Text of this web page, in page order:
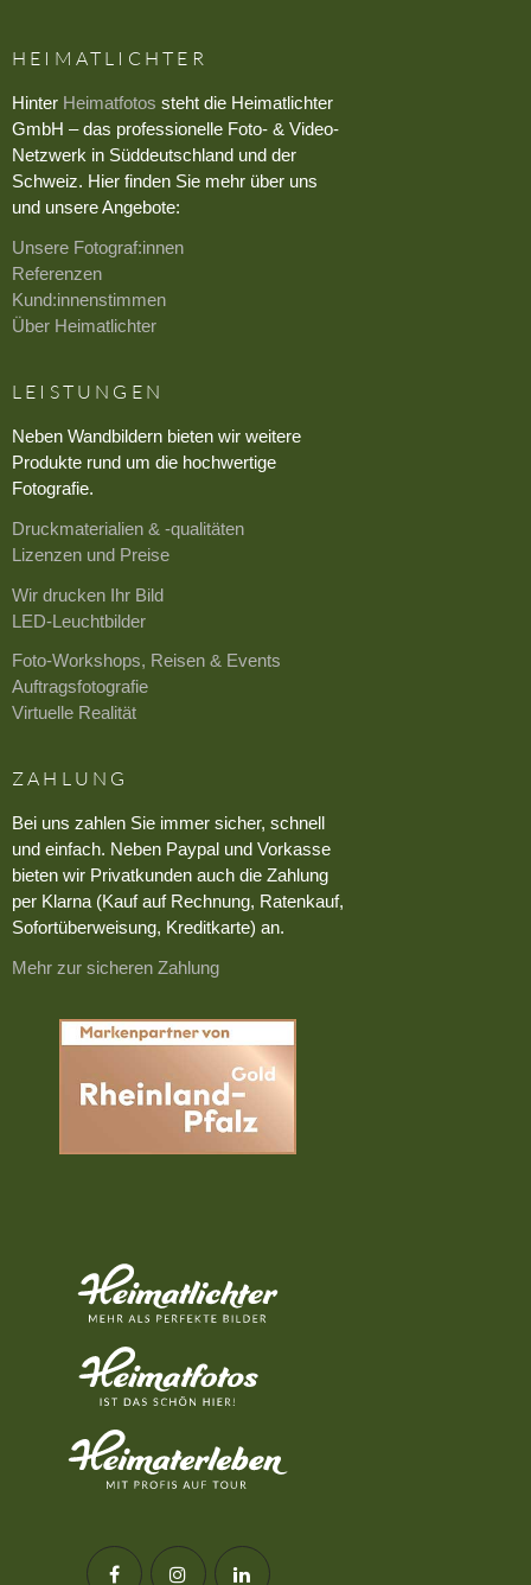
HEIMATLICHTER
Hinter Heimatfotos steht die Heimatlichter
GmbH – das professionelle Foto- & Video-
Netzwerk in Süddeutschland und der
Schweiz. Hier finden Sie mehr über uns
und unsere Angebote:
Unsere Fotograf:innen
Referenzen
Kund:innenstimmen
Über Heimatlichter
LEISTUNGEN
Neben Wandbildern bieten wir weitere
Produkte rund um die hochwertige
Fotografie.
Druckmaterialien & -qualitäten
Lizenzen und Preise
Wir drucken Ihr Bild
LED-Leuchtbilder
Foto-Workshops, Reisen & Events
Auftragsfotografie
Virtuelle Realität
ZAHLUNG
Bei uns zahlen Sie immer sicher, schnell
und einfach. Neben Paypal und Vorkasse
bieten wir Privatkunden auch die Zahlung
per Klarna (Kauf auf Rechnung, Ratenkauf,
Sofortüberweisung, Kreditkarte) an.
Mehr zur sicheren Zahlung